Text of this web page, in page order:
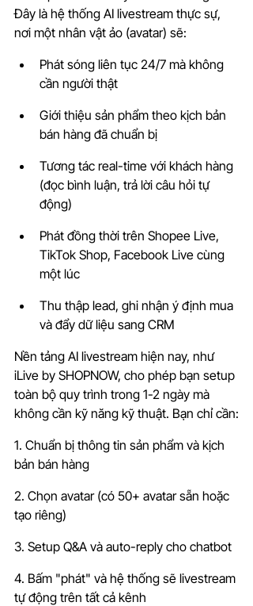
Đây là hệ thống AI livestream thực sự,
nơi một nhân vật ảo (avatar) sẽ:
Phát sóng liên tục 24/7 mà không
cần người thật
Giới thiệu sản phẩm theo kịch bản
bán hàng đã chuẩn bị
Tương tác real-time với khách hàng
(đọc bình luận, trả lời câu hỏi tự
động)
Phát đồng thời trên Shopee Live,
TikTok Shop, Facebook Live cùng
một lúc
Thu thập lead, ghi nhận ý định mua
và đẩy dữ liệu sang CRM
Nền tảng AI livestream hiện nay, như
iLive by SHOPNOW, cho phép bạn setup
toàn bộ quy trình trong 1-2 ngày mà
không cần kỹ năng kỹ thuật. Bạn chỉ cần:
1. Chuẩn bị thông tin sản phẩm và kịch
bản bán hàng
2. Chọn avatar (có 50+ avatar sẵn hoặc
tạo riêng)
3. Setup Q&A và auto-reply cho chatbot
4. Bấm "phát" và hệ thống sẽ livestream
tự động trên tất cả kênh